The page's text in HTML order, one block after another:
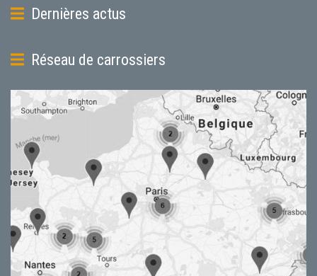
Dernières actus
Réseau de carrossiers